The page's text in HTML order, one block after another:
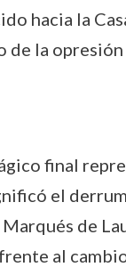
hacia la
la
final
el
de
al